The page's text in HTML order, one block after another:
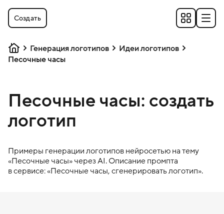
Создать
Генерация логотипов
Идеи логотипов
Песочные часы
Песочные часы: создать
логотип
Примеры генерации логотипов нейросетью на тему
«Песочные часы» через AI. Описание промпта
в сервисе: «Песочные часы, сгенерировать логотип».